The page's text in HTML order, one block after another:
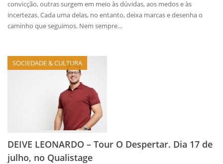
convicção, outras surgem em meio às dúvidas, aos medos e às
incertezas. Cada uma delas, no entanto, deixa marcas e desenha o
caminho que seguimos. Nem sempre…
SOCIEDADE & CULTURA
DEIVE LEONARDO – Tour O Despertar. Dia 17 de
julho, no Qualistage